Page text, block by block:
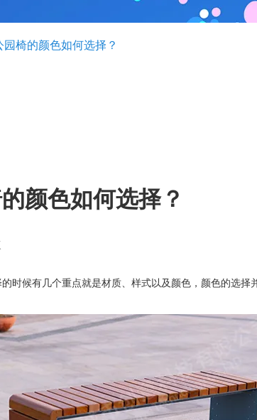
椅的颜色如何选择？
颜色如何选择？
候有几个重点就是材质、样式以及颜色，颜色的选择